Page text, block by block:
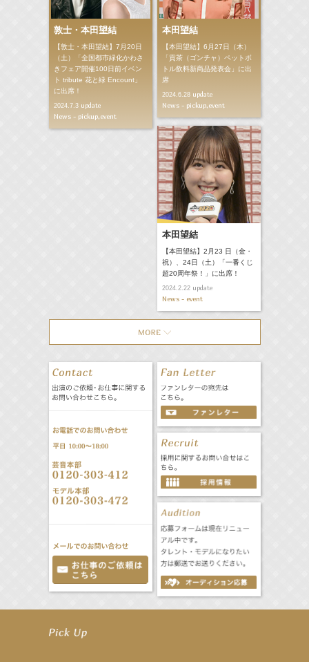
敦士・本田望結
【敦士・本田望結】7月20日
（土）「全国都市緑化かわさ
きフェア開催100日前イベン
ト tribute 花と緑 Encount」
に出席！
2024.7.3update
News - pickup,event
本田望結
【本田望結】6月27日（木）
「貢茶（ゴンチャ）ペットボ
トル飲料新商品発表会」に出
席
2024.6.28update
News - pickup,event
本田望結
【本田望結】2月23 日（金・
祝）、24日（土）「一番くじ
超20周年祭！」に出席！
2024.2.22update
News - event
【前川泰之】舞台「グレンギャリー・グレンロス」公演詳細解禁！